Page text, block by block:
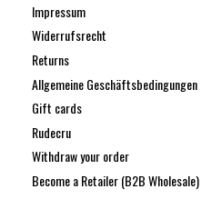
Impressum
Widerrufsrecht
Returns
Allgemeine Geschäftsbedingungen
Gift cards
Rudecru
Withdraw your order
Become a Retailer (B2B Wholesale)